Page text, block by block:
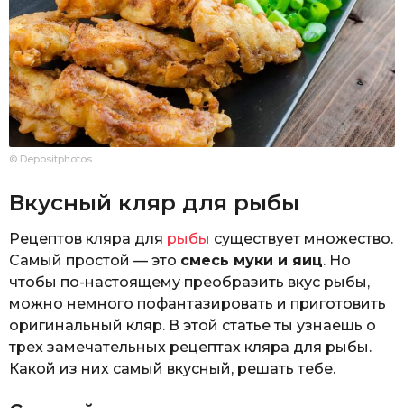
© Depositphotos
Вкусный кляр для рыбы
Рецептов кляра для рыбы существует множество.
Самый простой — это смесь муки и яиц. Но
чтобы по-настоящему преобразить вкус рыбы,
можно немного пофантазировать и приготовить
оригинальный кляр. В этой статье ты узнаешь о
трех замечательных рецептах кляра для рыбы.
Какой из них самый вкусный, решать тебе.